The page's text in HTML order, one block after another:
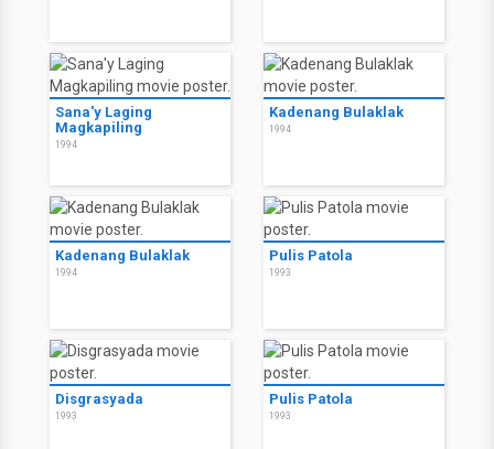
Sana'y Laging
Magkapiling
1994
Kadenang Bulaklak
1994
Kadenang Bulaklak
1994
Pulis Patola
1993
Disgrasyada
1993
Pulis Patola
1993